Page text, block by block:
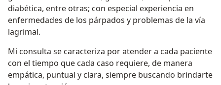
diabética, entre otras; con especial experiencia en
enfermedades de los párpados y problemas de la vía
lagrimal.
Mi consulta se caracteriza por atender a cada paciente
con el tiempo que cada caso requiere, de manera
empática, puntual y clara, siempre buscando brindarte